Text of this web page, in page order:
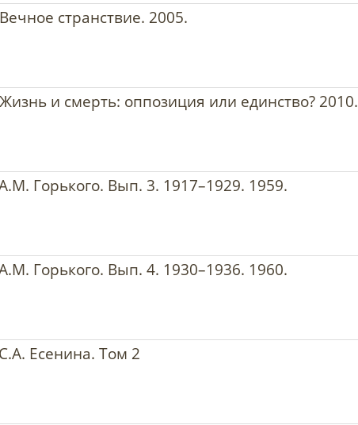
странствие. 2005.
и смерть: оппозиция или единство? 2010.
Горького. Вып. 3. 1917–1929. 1959.
Горького. Вып. 4. 1930–1936. 1960.
Есенина. Том 2